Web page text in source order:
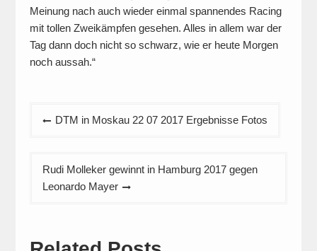
Meinung nach auch wieder einmal spannendes Racing
mit tollen Zweikämpfen gesehen. Alles in allem war der
Tag dann doch nicht so schwarz, wie er heute Morgen
noch aussah.“
Beitragsnavigation
DTM in Moskau 22 07 2017 Ergebnisse Fotos
Rudi Molleker gewinnt in Hamburg 2017 gegen
Leonardo Mayer